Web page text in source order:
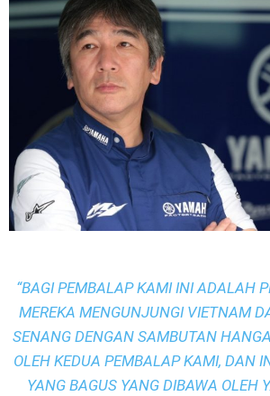
“BAGI PEMBALAP KAMI INI ADALAH
MEREKA MENGUNJUNGI VIETNAM
SENANG DENGAN SAMBUTAN
OLEH KEDUA PEMBALAP KAMI, DAN
YANG BAGUS YANG DIBAWA OLEH